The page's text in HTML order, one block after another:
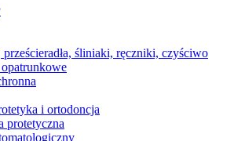
prześcieradła, śliniaki, ręczniki, czyściwo
i ortodoncja
protetyczna